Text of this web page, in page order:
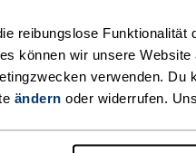
reibungslose
können wir unsere
verwenden. Du
ändern oder widerrufen.